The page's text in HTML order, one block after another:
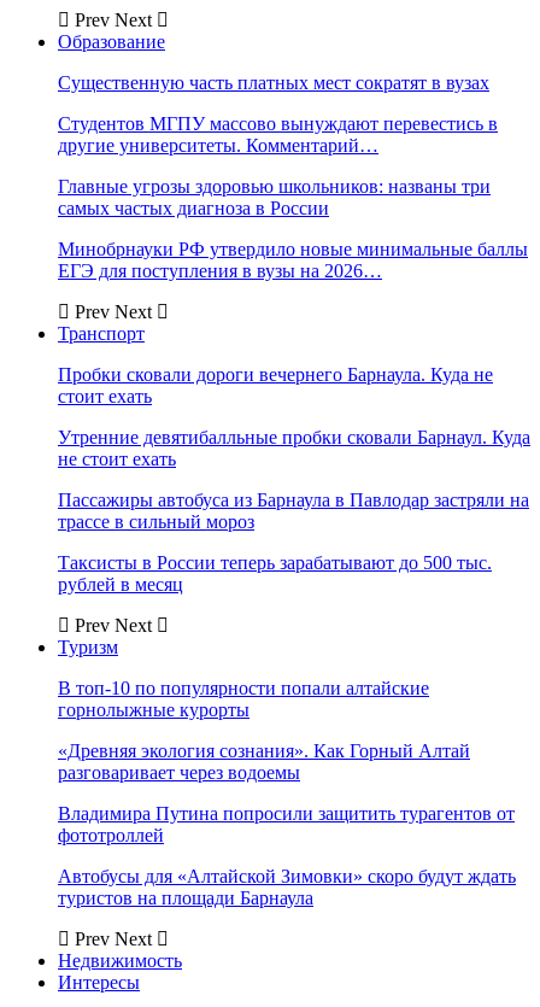
Prev Next
Образование
Существенную часть платных мест сократят в вузах
Студентов МГПУ массово вынуждают перевестись в
другие университеты. Комментарий…
Главные угрозы здоровью школьников: названы три
самых частых диагноза в России
Минобрнауки РФ утвердило новые минимальные баллы
ЕГЭ для поступления в вузы на 2026…
Prev Next
Транспорт
Пробки сковали дороги вечернего Барнаула. Куда не
стоит ехать
Утренние девятибалльные пробки сковали Барнаул. Куда
не стоит ехать
Пассажиры автобуса из Барнаула в Павлодар застряли на
трассе в сильный мороз
Таксисты в России теперь зарабатывают до 500 тыс.
рублей в месяц
Prev Next
Туризм
В топ-10 по популярности попали алтайские
горнолыжные курорты
«Древняя экология сознания». Как Горный Алтай
разговаривает через водоемы
Владимира Путина попросили защитить турагентов от
фототроллей
Автобусы для «Алтайской Зимовки» скоро будут ждать
туристов на площади Барнаула
Prev Next
Недвижимость
Интересы